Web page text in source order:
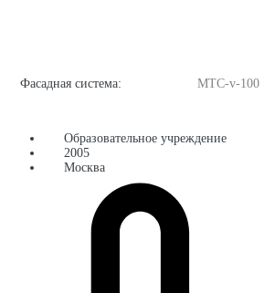
Фасадная система: MTC-v-100
Образовательное учреждение
2005
Москва